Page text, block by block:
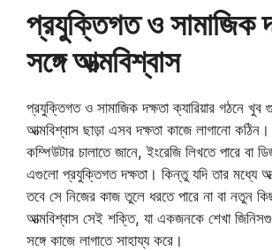
প্রযুক্তিগত ও সামাজিক
সঙ্গে আত্মবিশ্বাস
প্রযুক্তিগত ও সামাজিক দক্ষতা ক্যারিয়ার গঠনে খুব
আত্মবিশ্বাস ছাড়া এসব দক্ষতা কাজে লাগানো
কম্পিউটার চালাতে জানে, ইংরেজি লিখতে পারে বা
এগুলো প্রযুক্তিগত দক্ষতা। কিন্তু যদি তার মধ্যে
তবে সে নিজের কাজ তুলে ধরতে পারে না বা নতুন
আত্মবিশ্বাস সেই শক্তি, যা একজনকে শেখা
সঙ্গে কাজে লাগাতে সাহায্য করে।